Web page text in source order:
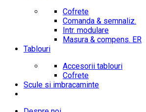
Cofrete
Comanda & semnaliz.
Intr. modulare
Masura & compens. ER
Tablouri
Accesorii tablouri
Cofrete
Scule si imbracaminte